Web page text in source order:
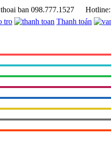
098.777.1527
Thanh toán